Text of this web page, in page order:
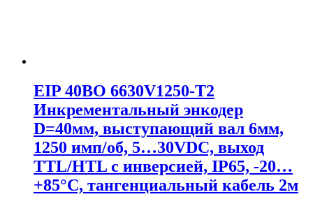
EIP 40BO 6630V1250-T2
Инкрементальный энкодер
D=40мм, выступающий вал 6мм,
1250 имп/об, 5…30VDC, выход
TTL/HTL с инверсией, IP65, -20…
+85°C, тангенциальный кабель 2м